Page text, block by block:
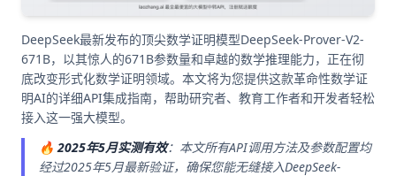
DeepSeek最新发布的顶尖数学证明模型DeepSeek-Prover-V2-
671B，以其惊人的671B参数量和卓越的数学推理能力，正在彻
底改变形式化数学证明领域。本文将为您提供这款革命性数学证
明AI的详细API集成指南，帮助研究者、教育工作者和开发者轻松
接入这一强大模型。
🔥 2025年5月实测有效：本文所有API调用方法及参数配置均
经过2025年5月最新验证，确保您能无缝接入DeepSeek-